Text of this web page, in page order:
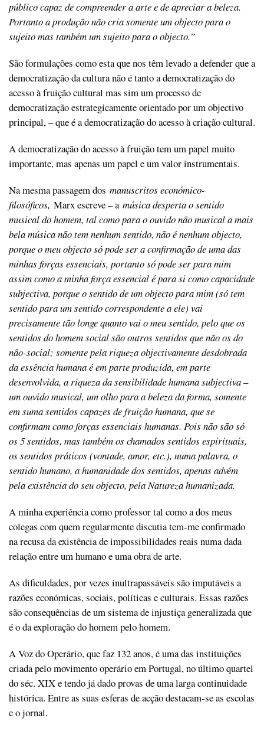
público capaz de compreender a arte e de apreciar a beleza.
Portanto a produção não cria somente um objecto para o
sujeito mas também um sujeito para o objecto.”
São formulações como esta que nos têm levado a defender que a
democratização da cultura não é tanto a democratização do
acesso à fruição cultural mas sim um processo de
democratização estrategicamente orientado por um objectivo
principal, – que é a democratização do acesso à criação cultural.
A democratização do acesso à fruição tem um papel muito
importante, mas apenas um papel e um valor instrumentais.
Na mesma passagem dos manuscritos económico-
filosóficos, Marx escreve – a música desperta o sentido
musical do homem, tal como para o ouvido não musical a mais
bela música não tem nenhum sentido, não é nenhum objecto,
porque o meu objecto só pode ser a confirmação de uma das
minhas forças essenciais, portanto só pode ser para mim
assim como a minha força essencial é para si como capacidade
subjectiva, porque o sentido de um objecto para mim (só tem
sentido para um sentido correspondente a ele) vai
precisamente tão longe quanto vai o meu sentido, pelo que os
sentidos do homem social são outros sentidos que não os do
não-social; somente pela riqueza objectivamente desdobrada
da essência humana é em parte produzida, em parte
desenvolvida, a riqueza da sensibilidade humana subjectiva –
um ouvido musical, um olho para a beleza da forma, somente
em suma sentidos capazes de fruição humana, que se
confirmam como forças essenciais humanas. Pois não são só
os 5 sentidos, mas também os chamados sentidos espirituais,
os sentidos práticos (vontade, amor, etc.), numa palavra, o
sentido humano, a humanidade dos sentidos, apenas advém
pela existência do seu objecto, pela Natureza humanizada.
A minha experiência como professor tal como a dos meus
colegas com quem regularmente discutia tem-me confirmado
na recusa da existência de impossibilidades reais numa dada
relação entre um humano e uma obra de arte.
As dificuldades, por vezes inultrapassáveis são imputáveis a
razões económicas, sociais, políticas e culturais. Essas razões
são consequências de um sistema de injustiça generalizada que
é o da exploração do homem pelo homem.
A Voz do Operário, que faz 132 anos, é uma das instituições
criada pelo movimento operário em Portugal, no último quartel
do séc. XIX e tendo já dado provas de uma larga continuidade
histórica. Entre as suas esferas de acção destacam-se as escolas
e o jornal.